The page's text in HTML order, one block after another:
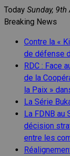
Skip
to
Today Sunday,
Breaking News
Contre la «
de défense
RDC : Face
de la
la Paix »
La Série
La FDNB au
décision
entre les